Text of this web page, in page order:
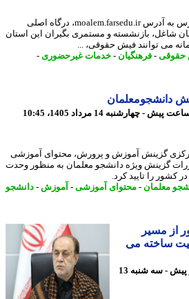
سامانه هوشمند معلم استان فارس به آدرس moalem.farsedu.ir، درگاه اصلی
بازنشسته و مستمری بگیران این استان
توانند فیش حقوقی، ...
-فرهنگیان-خدمات غیرحضوری-
گزینش آموزش و پرورش، محتوای آموزشی
گزینش ویژه دانشجو معلمان به منظور وحدت
را تایید کرد.
-محتوای آموزشی -آموزش-دانشجو
مسیر
ساخته می
2 روز پیش - سه شنبه 13